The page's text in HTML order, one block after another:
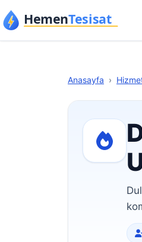
İçeriğe geç
Anasayfa ›